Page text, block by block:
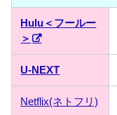
Hulu＜フールー
＞
U-NEXT
Netflix(ネトフリ)